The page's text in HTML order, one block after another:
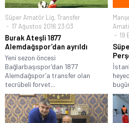
Süper Amatör Lig, Transfer
17 Ağustos 2016 23:03
Burak Ateşli 1877
Alemdağspor’dan ayrıldı
Yeni sezon öncesi
Bağlarbaşıspor’dan 1877
Alemdağspor’a transfer olan
tecrübeli forvet...
19